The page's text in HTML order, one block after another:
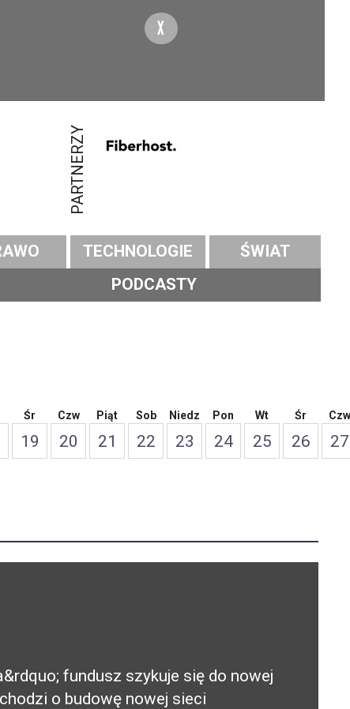
X
PARTNERZY
TECHNOLOGIE
ŚWIAT
PODCASTY
Śr
19
Czw
20
Piąt
21
Sob
22
Niedz
23
Pon
24
Wt
25
Śr
26
Czw
27
fundusz szykuje się do nowej
o budowę nowej sieci